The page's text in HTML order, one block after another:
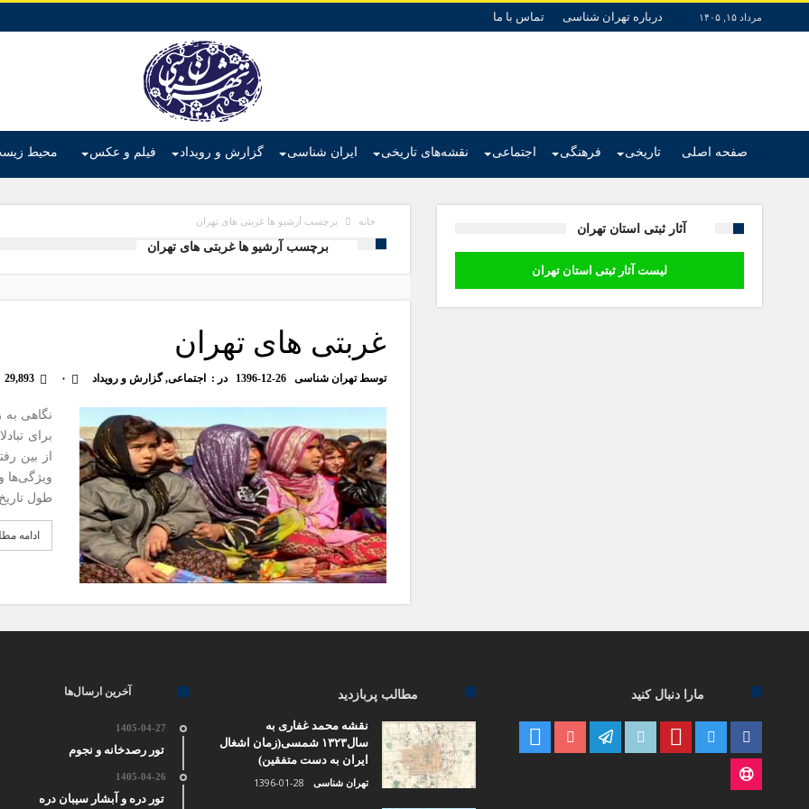
مرداد ۱۵, ۱۴۰۵ درباره تهران شناسی تماس با ما
صفحه اصلی تاریخی فرهنگی اجتماعی نقشه‌های تاریخی ایران شناسی گزارش و رویداد فیلم و عکس محیط
خانه برچسب آرشیو ها غربتی های تهران
برچسب آرشیو ها غربتی های تهران
غربتی های تهران
توسطتهران شناسی 1396-12-26 در : اجتماعی,گزارش و رویداد ۰ 29,893
نگاهی به
برای
ویژگی‌ها
طول
ادامه
آثار ثبتی استان تهران
لیست آثار ثبتی استان تهران
مارا دنبال کنید مطالب پربازدید
نقشه محمد غفاری به
سال۱۳۲۳ شمسی(زمان اشغال
ایران به دست متفقین)
تهران شناسی 1396-01-28
آخرین ارسال‌ها
1405-04-27
تور رصدخانه و نجوم
1405-04-26
تور دره و آبشار سیبان دره